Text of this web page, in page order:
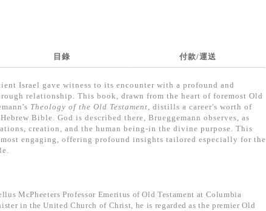
目錄 付款/運送
Israel gave witness to its encounter with a profound and
relationship. This book, drawn from the heart of foremost Old
Theology of the Old Testament, distills a career's worth of
Bible. God is described there, Brueggemann observes, as
creation, and the human being-in the divine purpose. This
engaging, offering profound insights tailored especially for the
McPheeters Professor Emeritus of Old Testament at Columbia
in the United Church of Christ, he is regarded as the premier Old